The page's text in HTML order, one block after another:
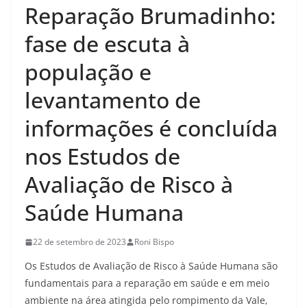
Reparação Brumadinho:
fase de escuta à
população e
levantamento de
informações é concluída
nos Estudos de
Avaliação de Risco à
Saúde Humana
22 de setembro de 2023 Roni Bispo
Os Estudos de Avaliação de Risco à Saúde Humana são
fundamentais para a reparação em saúde e em meio
ambiente na área atingida pelo rompimento da Vale,